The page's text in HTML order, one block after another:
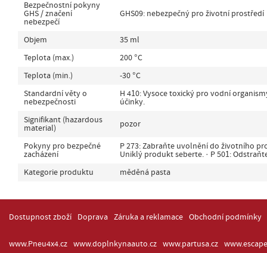
Bezpečnostní pokyny
GHS / značení
nebezpečí
GHS09: nebezpečný pro životní prostředí
Objem
35 ml
Teplota (max.)
200 °C
Teplota (min.)
-30 °C
Standardní věty o
nebezpečnosti
H 410: Vysoce toxický pro vodní
účinky.
Signifikant (hazardous
material)
pozor
Pokyny pro bezpečné
zacházení
P 273: Zabraňte uvolnění do životního
Uniklý produkt seberte. · P 501:
Kategorie produktu
měděná pasta
Dostupnost zboží Doprava Záruka a reklamace Obchodní podmínky
www.Pneu4x4.cz www.doplnkynaauto.cz www.partusa.cz